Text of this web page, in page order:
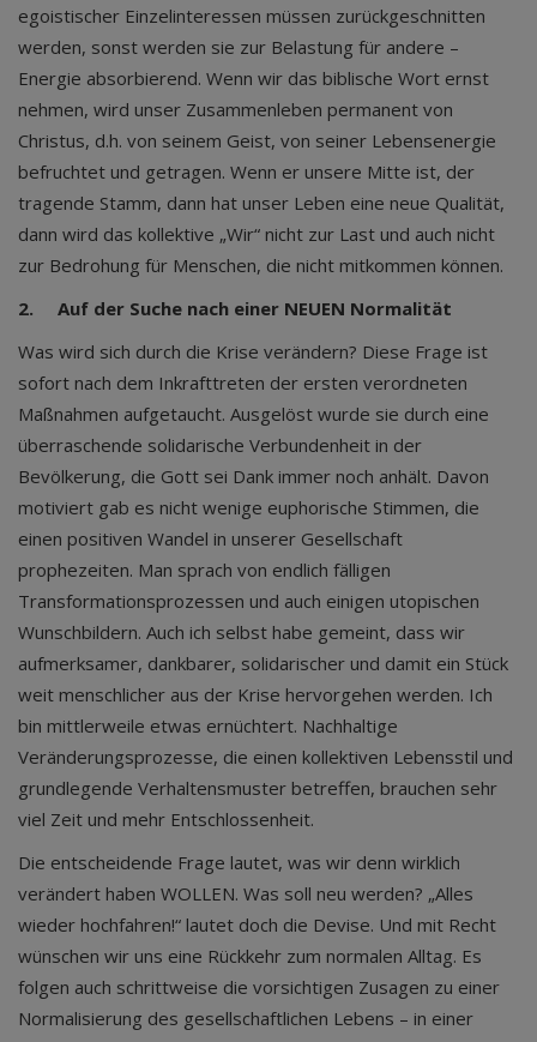
egoistischer Einzelinteressen müssen zurückgeschnitten
werden, sonst werden sie zur Belastung für andere –
Energie absorbierend. Wenn wir das biblische Wort ernst
nehmen, wird unser Zusammenleben permanent von
Christus, d.h. von seinem Geist, von seiner Lebensenergie
befruchtet und getragen. Wenn er unsere Mitte ist, der
tragende Stamm, dann hat unser Leben eine neue Qualität,
dann wird das kollektive „Wir“ nicht zur Last und auch nicht
zur Bedrohung für Menschen, die nicht mitkommen können.
2. Auf der Suche nach einer NEUEN Normalität
Was wird sich durch die Krise verändern? Diese Frage ist
sofort nach dem Inkrafttreten der ersten verordneten
Maßnahmen aufgetaucht. Ausgelöst wurde sie durch eine
überraschende solidarische Verbundenheit in der
Bevölkerung, die Gott sei Dank immer noch anhält. Davon
motiviert gab es nicht wenige euphorische Stimmen, die
einen positiven Wandel in unserer Gesellschaft
prophezeiten. Man sprach von endlich fälligen
Transformationsprozessen und auch einigen utopischen
Wunschbildern. Auch ich selbst habe gemeint, dass wir
aufmerksamer, dankbarer, solidarischer und damit ein Stück
weit menschlicher aus der Krise hervorgehen werden. Ich
bin mittlerweile etwas ernüchtert. Nachhaltige
Veränderungsprozesse, die einen kollektiven Lebensstil und
grundlegende Verhaltensmuster betreffen, brauchen sehr
viel Zeit und mehr Entschlossenheit.
Die entscheidende Frage lautet, was wir denn wirklich
verändert haben WOLLEN. Was soll neu werden? „Alles
wieder hochfahren!“ lautet doch die Devise. Und mit Recht
wünschen wir uns eine Rückkehr zum normalen Alltag. Es
folgen auch schrittweise die vorsichtigen Zusagen zu einer
Normalisierung des gesellschaftlichen Lebens – in einer